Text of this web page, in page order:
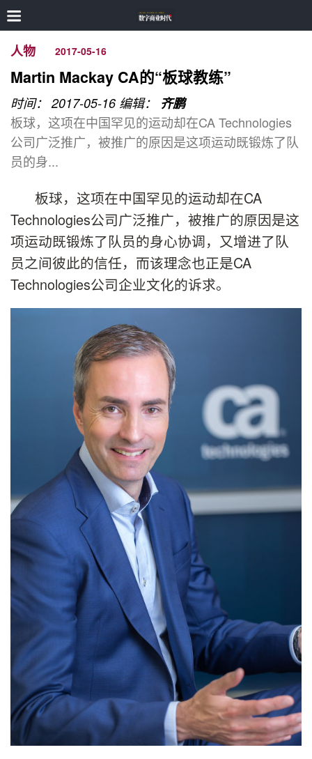
人物 2017-05-16
Martin Mackay CA的“板球教练”
时间： 2017-05-16 编辑： 齐鹏
板球，这项在中国罕见的运动却在CA Technologies
公司广泛推广，被推广的原因是这项运动既锻炼了队
员的身...
板球，这项在中国罕见的运动却在CA
Technologies公司广泛推广，被推广的原因是这
项运动既锻炼了队员的身心协调，又增进了队
员之间彼此的信任，而该理念也正是CA
Technologies公司企业文化的诉求。